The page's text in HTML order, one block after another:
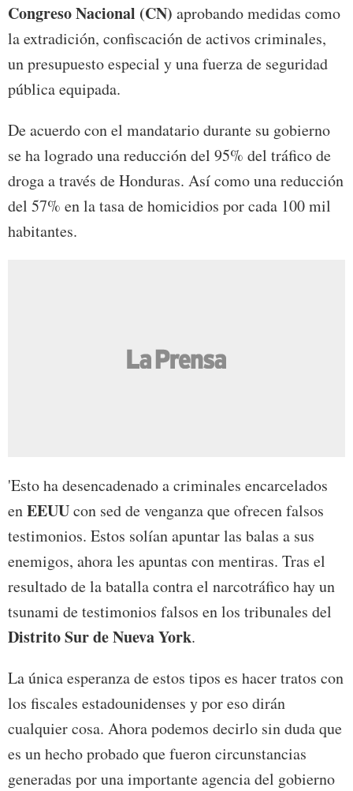
Congreso Nacional (CN) aprobando medidas como
la extradición, confiscación de activos criminales,
un presupuesto especial y una fuerza de seguridad
pública equipada.
De acuerdo con el mandatario durante su gobierno
se ha logrado una reducción del 95% del tráfico de
droga a través de Honduras. Así como una reducción
del 57% en la tasa de homicidios por cada 100 mil
habitantes.
'Esto ha desencadenado a criminales encarcelados
enEEUUcon sed de venganza que ofrecen falsos
testimonios. Estos solían apuntar las balas a sus
enemigos, ahora les apuntas con mentiras. Tras el
resultado de la batalla contra el narcotráfico hay un
tsunami de testimonios falsos en los tribunales del
Distrito Sur de Nueva York.
La única esperanza de estos tipos es hacer tratos con
los fiscales estadounidenses y por eso dirán
cualquier cosa. Ahora podemos decirlo sin duda que
es un hecho probado que fueron circunstancias
generadas por una importante agencia del gobierno